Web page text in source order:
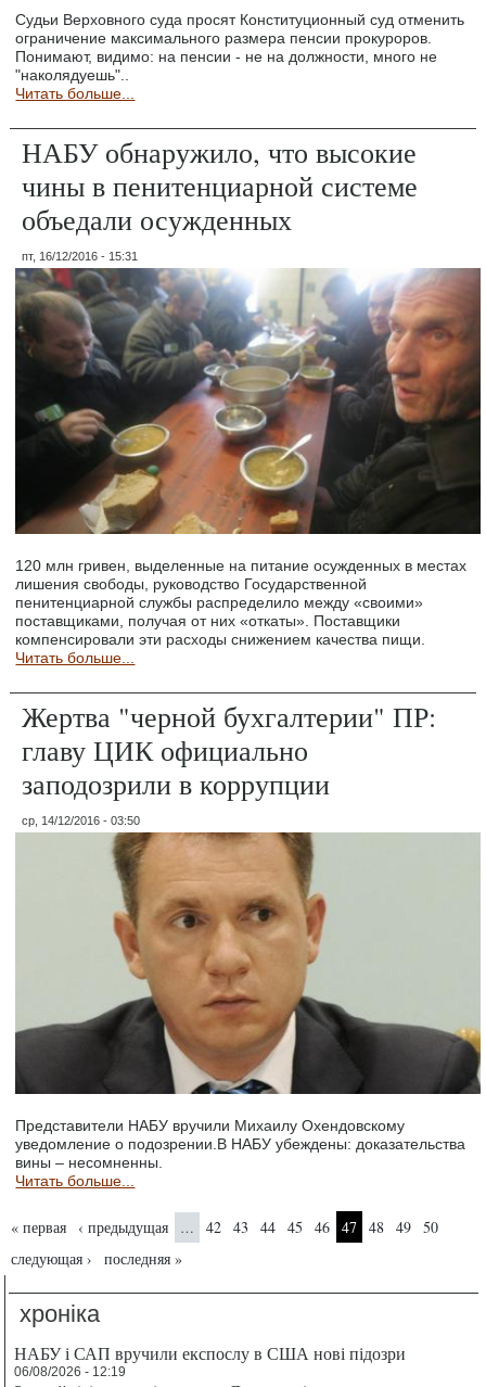
Судьи Верховного суда просят Конституционный суд отменить
ограничение максимального размера пенсии прокуроров.
Понимают, видимо: на пенсии - не на должности, много не
"наколядуешь"..
Читать больше...
НАБУ обнаружило, что высокие
чины в пенитенциарной системе
объедали осужденных
пт, 16/12/2016 - 15:31
120 млн гривен, выделенные на питание осужденных в местах
лишения свободы, руководство Государственной
пенитенциарной службы распределило между «своими»
поставщиками, получая от них «откаты». Поставщики
компенсировали эти расходы снижением качества пищи.
Читать больше...
Жертва "черной бухгалтерии" ПР:
главу ЦИК официально
заподозрили в коррупции
ср, 14/12/2016 - 03:50
Представители НАБУ вручили Михаилу Охендовскому
уведомление о подозрении.В НАБУ убеждены: доказательства
вины – несомненны.
Читать больше...
Страницы
« первая ‹ предыдущая … 42 43 44 45 46 47 48 49
50
следующая ›
последняя »
хроніка
НАБУ і САП вручили експослу в США нові підозри
06/08/2026 - 12:19